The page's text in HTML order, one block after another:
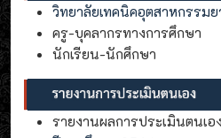
วิทยาลัยเทคนิคอุตสาหกรรม
ครู-บุคลากรทางการศึกษา
นักเรียน-นักศึกษา
รายงานผลการประเมินตนเ